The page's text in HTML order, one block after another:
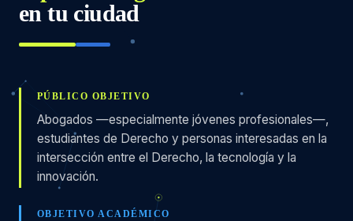
en tu ciudad
PÚBLICO OBJETIVO
Abogados —especialmente jóvenes profesionales—,
estudiantes de Derecho y personas interesadas en la
intersección entre el Derecho, la tecnología y la
innovación.
OBJETIVO ACADÉMICO